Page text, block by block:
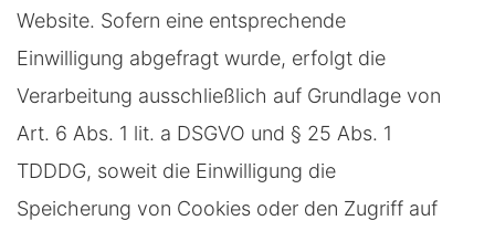
Website. Sofern eine entsprechende
Einwilligung abgefragt wurde, erfolgt die
Verarbeitung ausschließlich auf Grundlage von
Art. 6 Abs. 1 lit. a DSGVO und § 25 Abs. 1
TDDDG, soweit die Einwilligung die
Speicherung von Cookies oder den Zugriff auf